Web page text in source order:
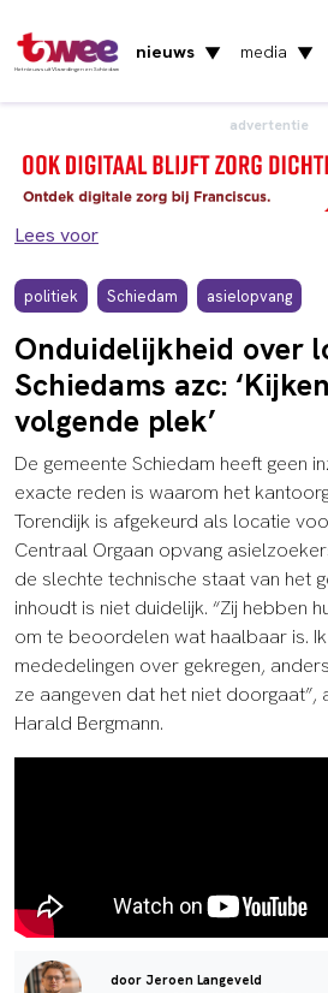
Het nieuws uit Vlaardingen en Schiedam
nieuws ▼ media ▼
advertentie
Lees voor
politiek Schiedam asielopvang
Onduidelijkheid over
Schiedams azc:
volgende plek’
De gemeente Schiedam heeft geen
exacte reden is waarom het
Torendijk is afgekeurd als locatie
Centraal Orgaan opvang
de slechte technische staat van het
inhoudt is niet duidelijk. “Zij hebben
om te beoordelen wat haalbaar is.
mededelingen over gekregen,
ze aangeven dat het niet doorgaat”,
Harald Bergmann.
door Jeroen Langeveld